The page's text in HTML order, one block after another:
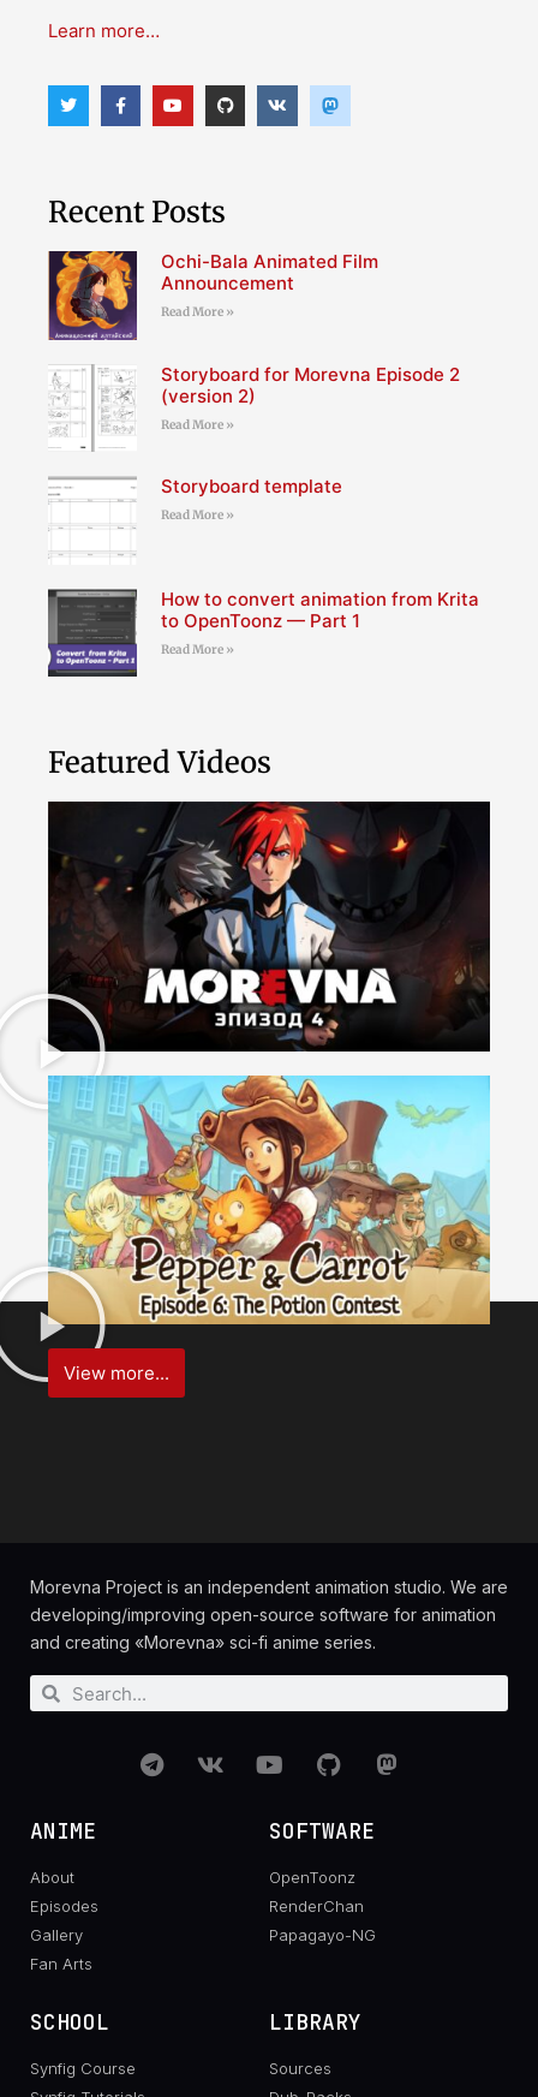
Learn more…
Recent Posts
Ochi-Bala Animated Film
Announcement
Read More »
Storyboard for Morevna Episode 2
(version 2)
Read More »
Storyboard template
Read More »
How to convert animation from Krita
to OpenToonz — Part 1
Read More »
Featured Videos
View more...
Morevna Project is an independent animation studio. We are
developing/improving open-source software for animation
and creating «Morevna» sci-fi anime series.
ANIME
About
Episodes
Gallery
Fan Arts
SOFTWARE
OpenToonz
RenderChan
Papagayo-NG
SCHOOL
Synfig Course
LIBRARY
Sources